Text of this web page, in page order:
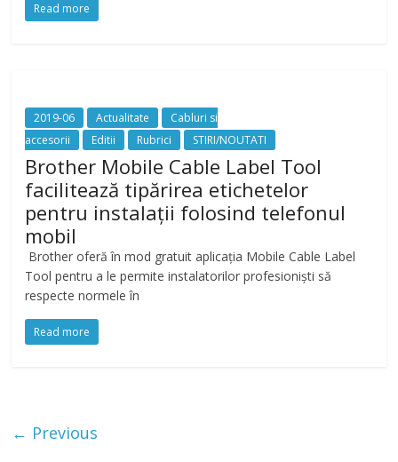
Read more
2019-06 Actualitate
Cabluri si
accesorii
Editii Rubrici STIRI/NOUTATI
Brother Mobile Cable Label Tool
facilitează tipărirea etichetelor
pentru instalații folosind telefonul
mobil
Brother oferă în mod gratuit aplicația Mobile Cable Label
Tool pentru a le permite instalatorilor profesioniști să
respecte normele în
Read more
← Previous